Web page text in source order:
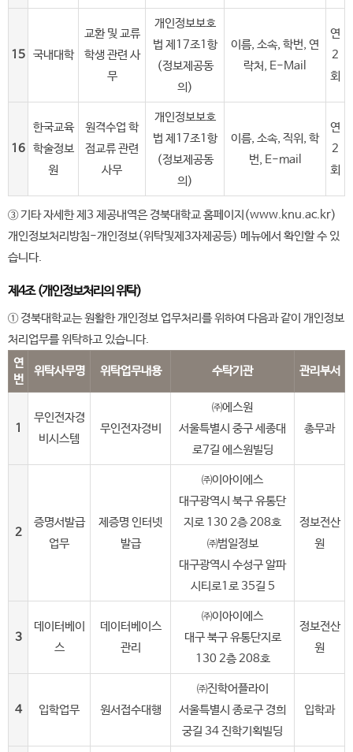
15 국내대학
교환 및 교류
학생 관련 사
무
개인정보보호
법 제17조1항
(정보제공동
의)
이름, 소속, 학번, 연
락처, E-Mail
연
2
회
16
한국교육
학술정보
원
원격수업 학
점교류 관련
사무
개인정보보호
법 제17조1항
(정보제공동
의)
이름, 소속, 직위, 학
번, E-mail
연
2
회
③ 기타 자세한 제3 제공내역은 경북대학교 홈페이지(www.knu.ac.kr)
개인정보처리방침-개인정보(위탁및제3자제공등) 메뉴에서 확인할 수 있
습니다.
제4조 (개인정보처리의 위탁)
① 경북대학교는 원활한 개인정보 업무처리를 위하여 다음과 같이 개인정보
처리업무를 위탁하고 있습니다.
연
번
위탁사무명 위탁업무내용 수탁기관 관리부서
1
무인전자경
비시스템
무인전자경비
㈜에스원
서울특별시 중구 세종대
로7길 에스원빌딩
총무과
2
증명서발급
업무
제증명 인터넷
발급
㈜이아이에스
대구광역시 북구 유통단
지로 130 2층 208호
㈜범일정보
대구광역시 수성구 알파
시티로1로 35길 5
정보전산
원
3
데이터베이
스
데이터베이스
관리
㈜이아이에스
대구 북구 유통단지로
130 2층 208호
정보전산
원
4 입학업무 원서접수대행
㈜진학어플라이
서울특별시 종로구 경희
궁길 34 진학기획빌딩
입학과